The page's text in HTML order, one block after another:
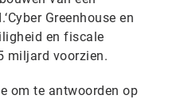
Greenhouse en
en fiscale
miljard voorzien.
om te antwoorden op